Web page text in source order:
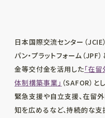
日本国際交流センター（
パン・プラットフォーム（JPF
金等交付金を活用した「在
体制構築事業」 （SAFOR）
緊急支援や自立支援、在留
知を広めるなど、持続的な